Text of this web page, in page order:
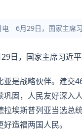
电 6月29日，国家主席
日，国家主席习近平
亚是战略伙伴。建交
固，人民友好深入
拉埃斯普列亚当选总
造福两国人民。